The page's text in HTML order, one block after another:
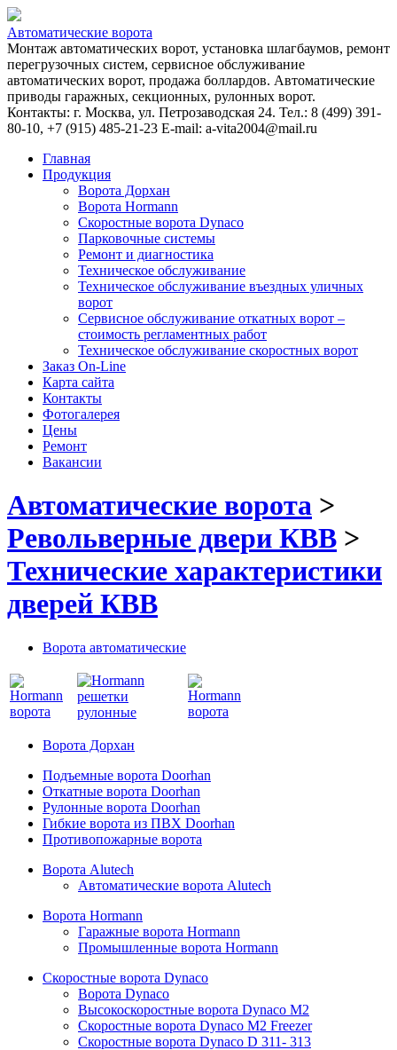
Автоматические ворота
Монтаж автоматических ворот, установка шлагбаумов, ремонт
перегрузочных систем, сервисное обслуживание
автоматических ворот, продажа боллардов. Автоматические
приводы гаражных, секционных, рулонных ворот.
Контакты: г. Москва, ул. Петрозаводская 24. Тел.: 8 (499) 391-
80-10, +7 (915) 485-21-23 E-mail: a-vita2004@mail.ru
Главная
Продукция
Ворота Дорхан
Ворота Hormann
Скоростные ворота Dynaco
Парковочные системы
Ремонт и диагностика
Техническое обслуживание
Техническое обслуживание въездных уличных
ворот
Сервисное обслуживание откатных ворот –
стоимость регламентных работ
Техническое обслуживание скоростных ворот
Заказ On-Line
Карта сайта
Контакты
Фотогалерея
Цены
Ремонт
Вакансии
Автоматические ворота >
Револьверные двери КВВ >
Технические характеристики
дверей КВВ
Ворота автоматические
Ворота Дорхан
Подъемные ворота Doorhan
Откатные ворота Doorhan
Рулонные ворота Doorhan
Гибкие ворота из ПВХ Doorhan
Противопожарные ворота
Ворота Alutech
Автоматические ворота Alutech
Ворота Hormann
Гаражные ворота Hormann
Промышленные ворота Hormann
Скоростные ворота Dynaco
Ворота Dynaco
Высокоскоростные ворота Dynaco М2
Скоростные ворота Dynaco М2 Freezer
Скоростные ворота Dynaco D 311- 313